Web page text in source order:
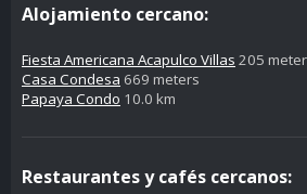
Alojamiento cercano:
Fiesta Americana Acapulco Villas 205
Casa Condesa 669 meters
Papaya Condo 10.0 km
Restaurantes y cafés cercanos: